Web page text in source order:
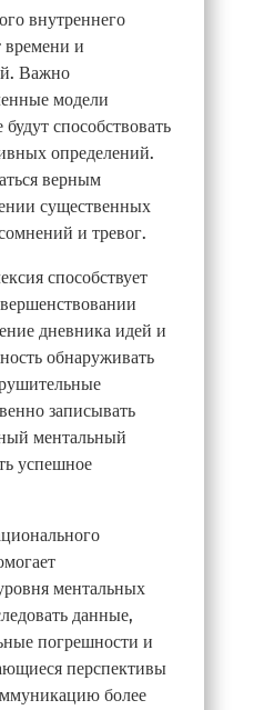
внутреннего
времени и
Важно
модели
способствовать
определений.
верным
существенных
и тревог.
способствует
дневника идей и
обнаруживать
записывать
ментальный
успешное
ментальных
данные,
погрешности и
перспективы
более